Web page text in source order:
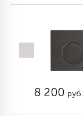
8 200 руб.